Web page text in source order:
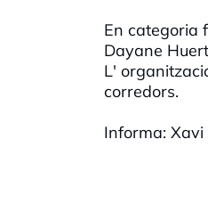
En categoria
Dayane
L'
corredors.
Informa: